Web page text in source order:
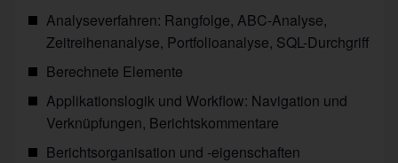
Analyseverfahren: Rangfolge, ABC-Analyse,
Zeitreihenanalyse, Portfolioanalyse, SQL-Durchgriff
Berechnete Elemente
Applikationslogik und Workflow: Navigation und
Verknüpfungen, Berichtskommentare
Berichtsorganisation und -eigenschaften